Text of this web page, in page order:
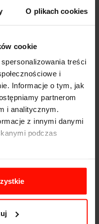
O plikach cookies
cookie
treści
i
Informacje o tym, jak
partnerom
i analitycznym.
z innymi danymi
podczas
TT
s do 100 km/h
km/h
l